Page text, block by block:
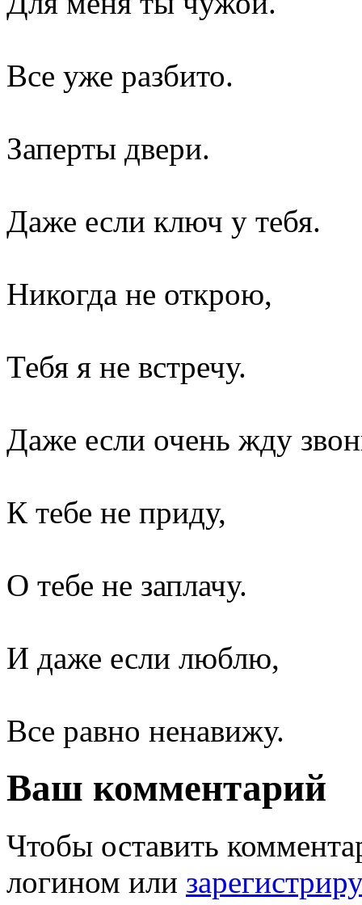
Все уже разбито.
Заперты двери.
Даже если ключ у тебя.
Никогда не открою,
Тебя я не встречу.
Даже если очень жду
К тебе не приду,
О тебе не заплачу.
И даже если люблю,
Все равно ненавижу.
Ваш комментарий
Чтобы оставить
логином или